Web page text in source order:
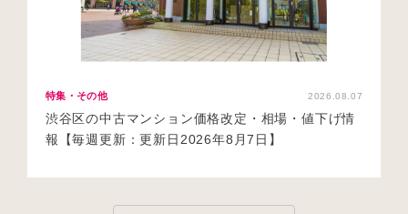
特集・その他 2026.08.07
渋谷区の中古マンション価格改定・相場・値下げ情
報【毎週更新：更新日2026年8月7日】